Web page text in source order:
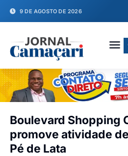
9 DE AGOSTO DE 2026
Boulevard Shopping
promove atividade
Pé de Lata